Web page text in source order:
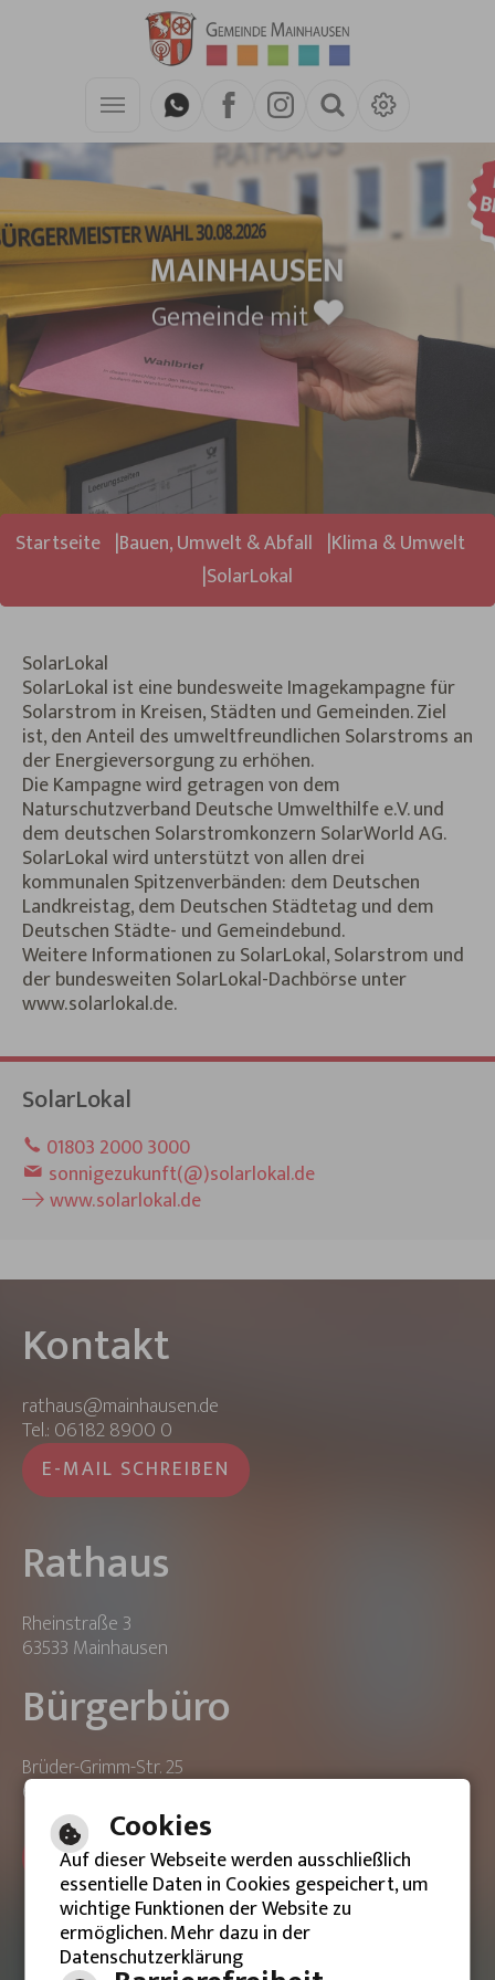
Zum Hauptinhalt springen
MAINHAUSEN
Gemeinde mit
Sie sind hier:
Startseite Bauen, Umwelt & Abfall
Klima & Umwelt
SolarLokal
SolarLokal
SolarLokal ist eine bundesweite Imagekampagne für
Solarstrom in Kreisen, Städten und Gemeinden. Ziel
ist, den Anteil des umweltfreundlichen Solarstroms an
der Energieversorgung zu erhöhen.
Die Kampagne wird getragen von dem
Naturschutzverband Deutsche Umwelthilfe e.V. und
dem deutschen Solarstromkonzern SolarWorld AG.
SolarLokal wird unterstützt von allen drei
kommunalen Spitzenverbänden: dem Deutschen
Landkreistag, dem Deutschen Städtetag und dem
Deutschen Städte- und Gemeindebund.
Weitere Informationen zu SolarLokal, Solarstrom und
der bundesweiten SolarLokal-Dachbörse unter
www.solarlokal.de.
SolarLokal
01803 2000 3000
sonnigezukunft(@)solarlokal.de
www.solarlokal.de
Kontakt
rathaus@mainhausen.de
Tel.: 06182 8900 0
E-MAIL SCHREIBEN
Rathaus
Rheinstraße 3
63533 Mainhausen
Bürgerbüro
Brüder-Grimm-Str. 25
63533 Mainhausen
ONLINE-TERMIN BUCHEN
Barrierefreie Ansicht
Cookies
Auf dieser Webseite werden ausschließlich
essentielle Daten in Cookies gespeichert, um
wichtige Funktionen der Website zu
ermöglichen. Mehr dazu in der
Datenschutzerklärung